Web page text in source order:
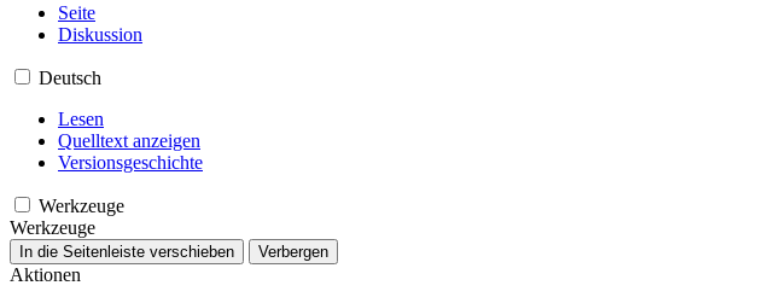
Seite
Diskussion
Deutsch
Lesen
Quelltext anzeigen
Versionsgeschichte
Werkzeuge
Werkzeuge
In die Seitenleiste verschieben Verbergen
Aktionen